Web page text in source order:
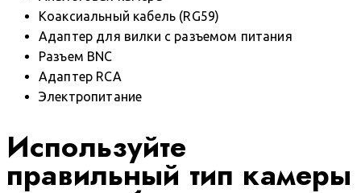
Коаксиальный кабель (RG59)
Адаптер для вилки с разъемом питания
Разъем BNC
Адаптер RCA
Электропитание
Используйте
правильный тип камеры